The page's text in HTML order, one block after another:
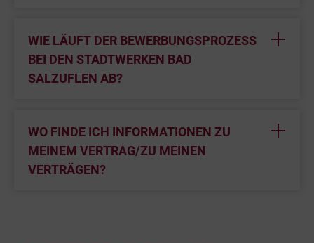
WIE LÄUFT DER BEWERBUNGSPROZESS
BEI DEN STADTWERKEN BAD
SALZUFLEN AB?
WO FINDE ICH INFORMATIONEN ZU
MEINEM VERTRAG/ZU MEINEN
VERTRÄGEN?